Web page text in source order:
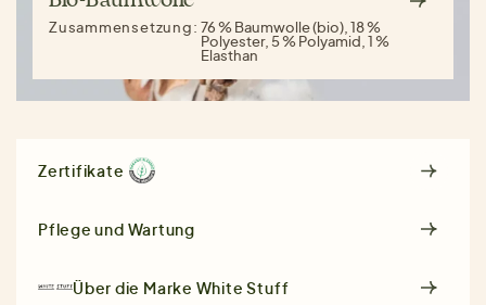
Zusammensetzung:76 % Baumwolle (bio), 18 %
Polyester, 5 % Polyamid, 1 %
Elasthan
Zertifikate
Pflege und Wartung
Über die Marke White Stuff